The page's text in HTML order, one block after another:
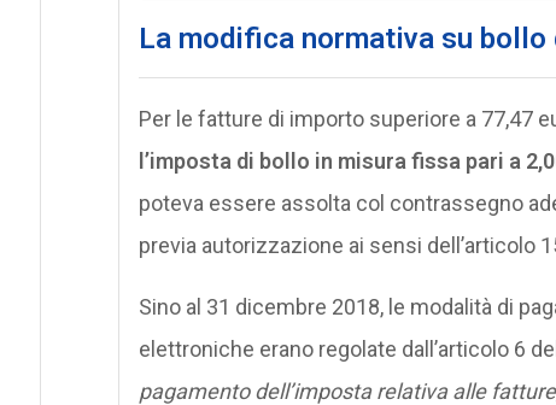
La modifica normativa su
Per le fatture di importo superiore a 77,47
l’imposta di bollo in misura fissa pari a
poteva essere assolta col contrassegno
previa autorizzazione ai sensi dell’articolo
Sino al 31 dicembre 2018, le modalità di
elettroniche erano regolate dall’articolo 6
pagamento dell’imposta relativa alle